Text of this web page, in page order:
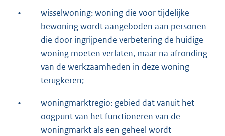
•
wisselwoning: woning die voor tijdelijke
bewoning wordt aangeboden aan personen
die door ingrijpende verbetering de huidige
woning moeten verlaten, maar na afronding
van de werkzaamheden in deze woning
terugkeren;
•
woningmarktregio: gebied dat vanuit het
oogpunt van het functioneren van de
woningmarkt als een geheel wordt